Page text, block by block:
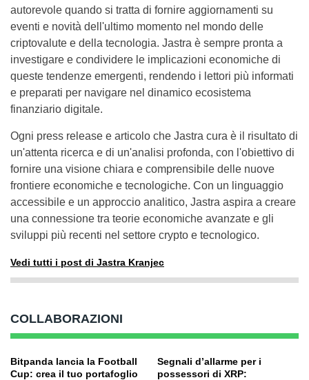
autorevole quando si tratta di fornire aggiornamenti su
eventi e novità dell'ultimo momento nel mondo delle
criptovalute e della tecnologia. Jastra è sempre pronta a
investigare e condividere le implicazioni economiche di
queste tendenze emergenti, rendendo i lettori più informati
e preparati per navigare nel dinamico ecosistema
finanziario digitale.
Ogni press release e articolo che Jastra cura è il risultato di
un'attenta ricerca e di un'analisi profonda, con l'obiettivo di
fornire una visione chiara e comprensibile delle nuove
frontiere economiche e tecnologiche. Con un linguaggio
accessibile e un approccio analitico, Jastra aspira a creare
una connessione tra teorie economiche avanzate e gli
sviluppi più recenti nel settore crypto e tecnologico.
Vedi tutti i post di Jastra Kranjec
COLLABORAZIONI
Bitpanda lancia la Football
Cup: crea il tuo portafoglio
Segnali d’allarme per i
possessori di XRP: